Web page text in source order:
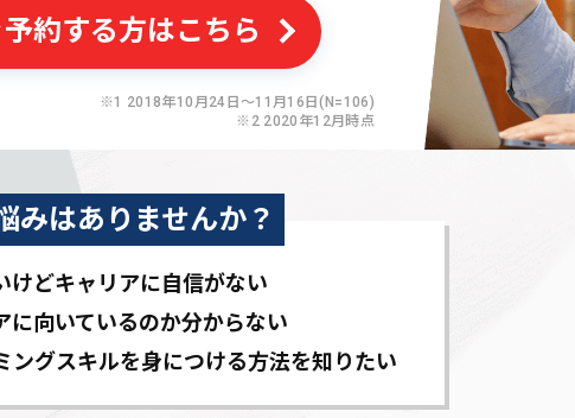
約する方はこちら
※1 2018年10月24日〜11月16日(N=106)
※2 2020年12月時点
みはありませんか？
けどキャリアに自信がない
に向いているのか分からない
ングスキルを身につける方法を知りたい